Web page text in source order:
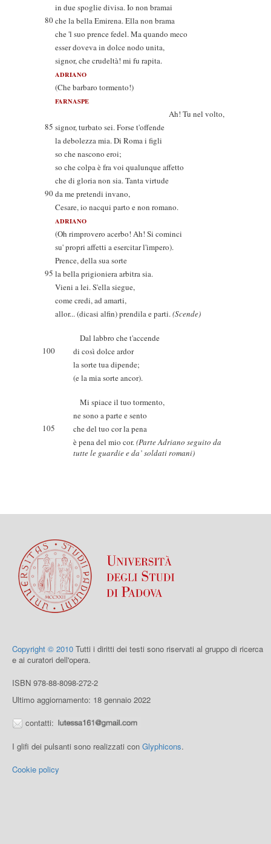
in due spoglie divisa. Io non bramai
80che la bella Emirena. Ella non brama
che 'l suo prence fedel. Ma quando meco
esser doveva in dolce nodo unita,
signor, che crudeltà! mi fu rapita.
ADRIANO
(Che barbaro tormento!)
FARNASPE
Ah! Tu nel volto,
85 signor, turbato sei. Forse t'offende
la debolezza mia. Di Roma i figli
so che nascono eroi;
so che colpa è fra voi qualunque affetto
che di gloria non sia. Tanta virtude
90da me pretendi invano,
Cesare, io nacqui parto e non romano.
ADRIANO
(Oh rimprovero acerbo! Ah! Si cominci
su' propri affetti a esercitar l'impero).
Prence, della sua sorte
95 la bella prigioniera arbitra sia.
Vieni a lei. S'ella siegue,
come credi, ad amarti,
allor... (dicasi alfin) prendila e parti.(Scende)
Dal labbro che t'accende
100
di così dolce ardor
la sorte tua dipende;
(e la mia sorte ancor).
Mi spiace il tuo tormento,
ne sono a parte e sento
105
che del tuo cor la pena
è pena del mio cor.(Parte Adriano seguito da
tutte le guardie e da’ soldati romani)
Copyright © 2010 Tutti i diritti dei testi sono riservati al gruppo di ricerca
e ai curatori dell'opera.
ISBN 978-88-8098-272-2
Ultimo aggiornamento: 18 gennaio 2022
contatti:
I glifi dei pulsanti sono realizzati con Glyphicons.
Cookie policy